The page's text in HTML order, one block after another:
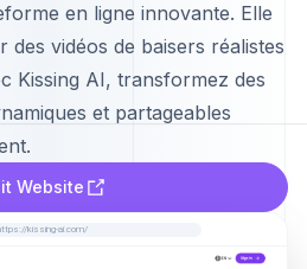
en ligne innovante. Elle
vidéos de baisers réalistes
Kissing AI, transformez des
et partageables
Website
kissing-ai.com/